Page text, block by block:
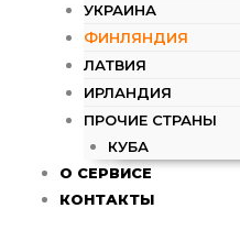
УКРАИНА
ФИНЛЯНДИЯ
ЛАТВИЯ
ИРЛАНДИЯ
ПРОЧИЕ СТРАНЫ
КУБА
О СЕРВИСЕ
КОНТАКТЫ